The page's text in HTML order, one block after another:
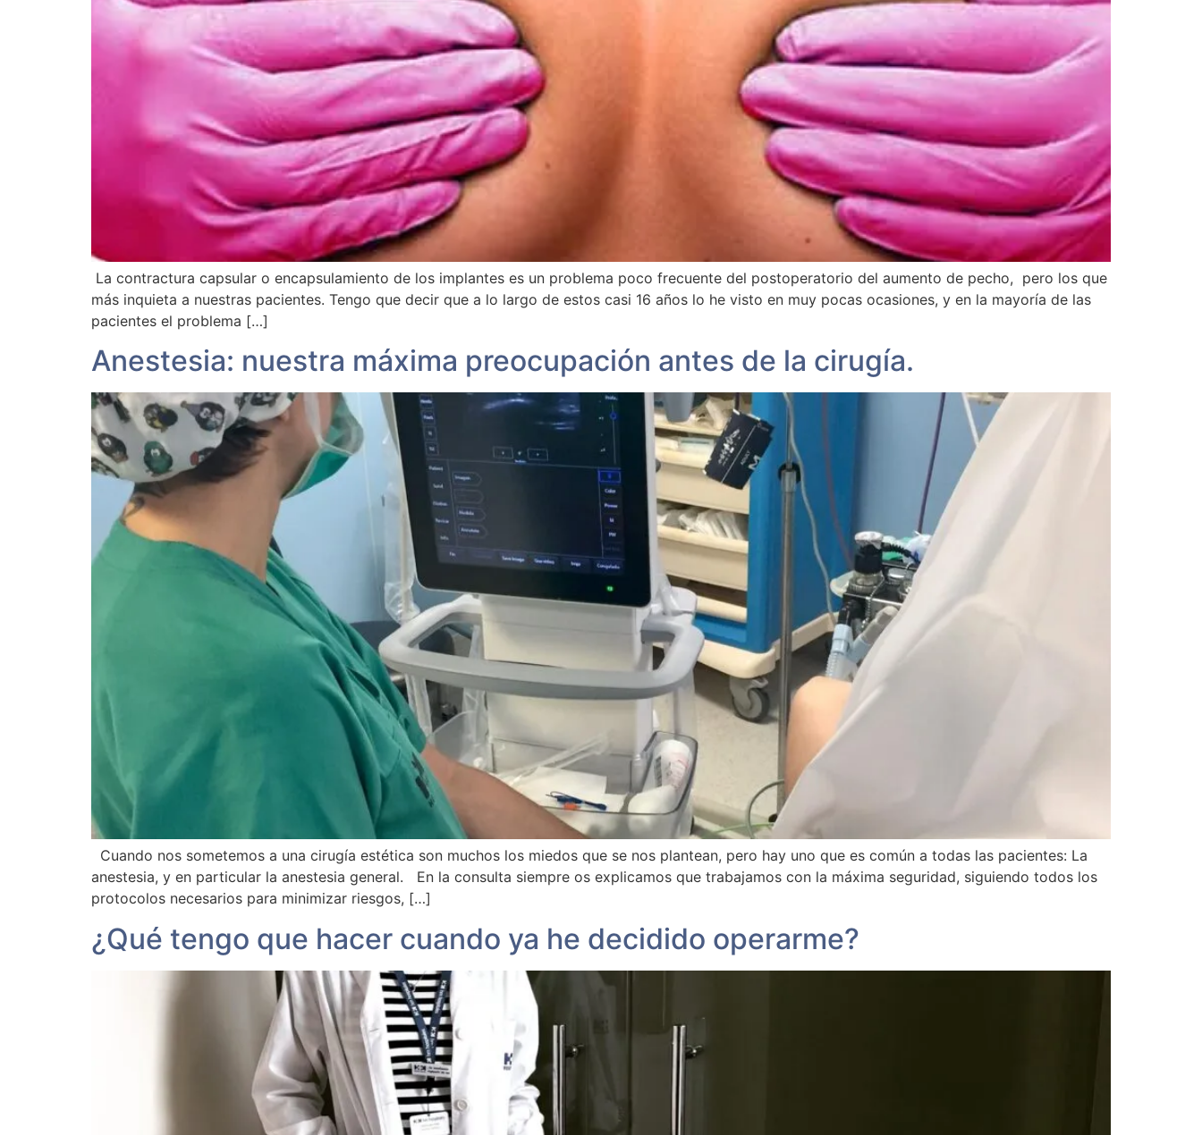
La contractura capsular o encapsulamiento de los implantes es un problema poco frecuente del postoperatorio del aumento de pecho, pero los que
más inquieta a nuestras pacientes. Tengo que decir que a lo largo de estos casi 16 años lo he visto en muy pocas ocasiones, y en la mayoría de las
pacientes el problema […]
Anestesia: nuestra máxima preocupación antes de la cirugía.
Cuando nos sometemos a una cirugía estética son muchos los miedos que se nos plantean, pero hay uno que es común a todas las pacientes: La
anestesia, y en particular la anestesia general. En la consulta siempre os explicamos que trabajamos con la máxima seguridad, siguiendo todos los
protocolos necesarios para minimizar riesgos, […]
¿Qué tengo que hacer cuando ya he decidido operarme?